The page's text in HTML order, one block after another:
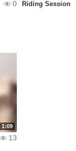
0 Riding Session
1:09
13